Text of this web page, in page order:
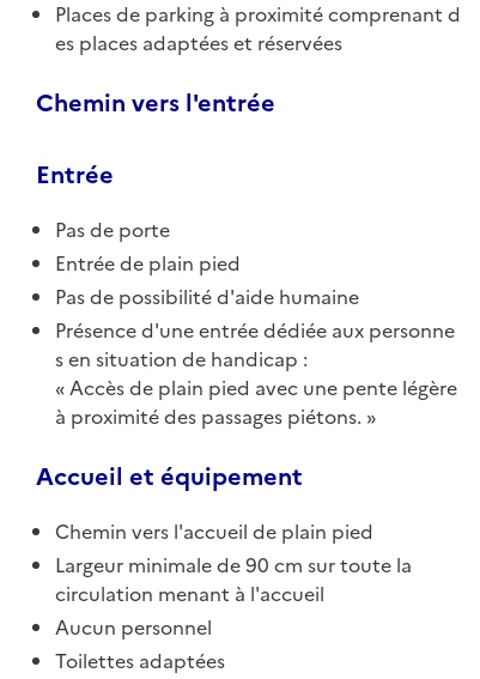
Places de parking à proximité comprenant d
es places adaptées et réservées
Chemin vers l'entrée
Entrée
Pas de porte
Entrée de plain pied
Pas de possibilité d'aide humaine
Présence d'une entrée dédiée aux personne
s en situation de handicap :
Accès de plain pied avec une pente légère
à proximité des passages piétons.
Accueil et équipement
Chemin vers l'accueil de plain pied
Largeur minimale de 90 cm sur toute la
circulation menant à l'accueil
Aucun personnel
Toilettes adaptées